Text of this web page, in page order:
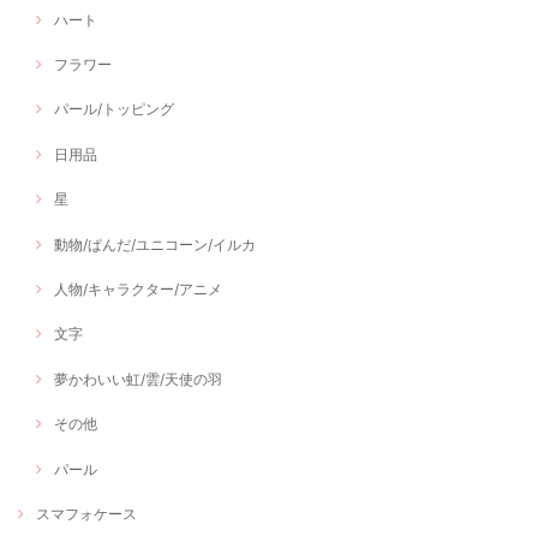
ハート
フラワー
パール/トッピング
日用品
星
動物/ぱんだ/ユニコーン/イルカ
人物/キャラクター/アニメ
文字
夢かわいい虹/雲/天使の羽
その他
パール
スマフォケース